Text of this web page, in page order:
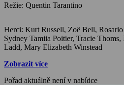
Režie: Quentin Tarantino
Herci: Kurt Russell, Zoë Bell, Rosario Dawson, Vanessa Ferlito,
Sydney Tamiia Poitier, Tracie Thoms, Rose McGowan, Jordan
Ladd, Mary Elizabeth Winstead
Zobrazit více
Pořad aktuálně není v nabídce